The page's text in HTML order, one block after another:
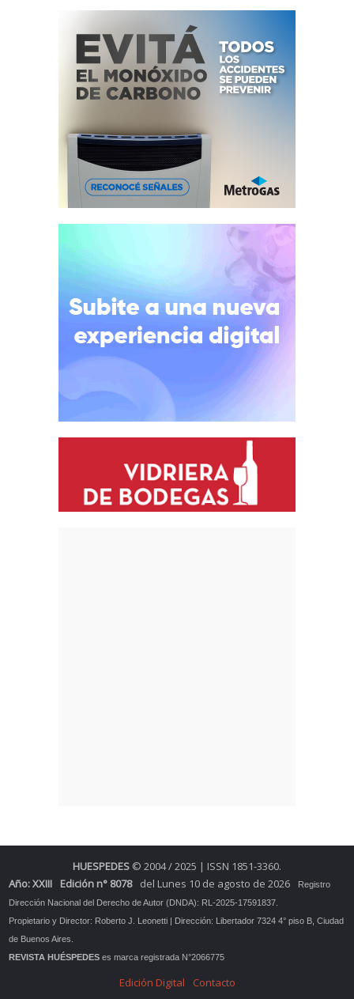
HUESPEDES © 2004 / 2025 | ISSN 1851-3360.
Año: XXIII
Edición n° 8078 del Lunes 10 de agosto de 2026
Registro
Dirección Nacional del Derecho de Autor (DNDA): RL-2025-17591837.
Propietario y Director: Roberto J. Leonetti | Dirección: Libertador 7324 4° piso B, Ciudad
de Buenos Aires.
REVISTA HUÉSPEDES es marca registrada N°2066775
Edición Digital Contacto